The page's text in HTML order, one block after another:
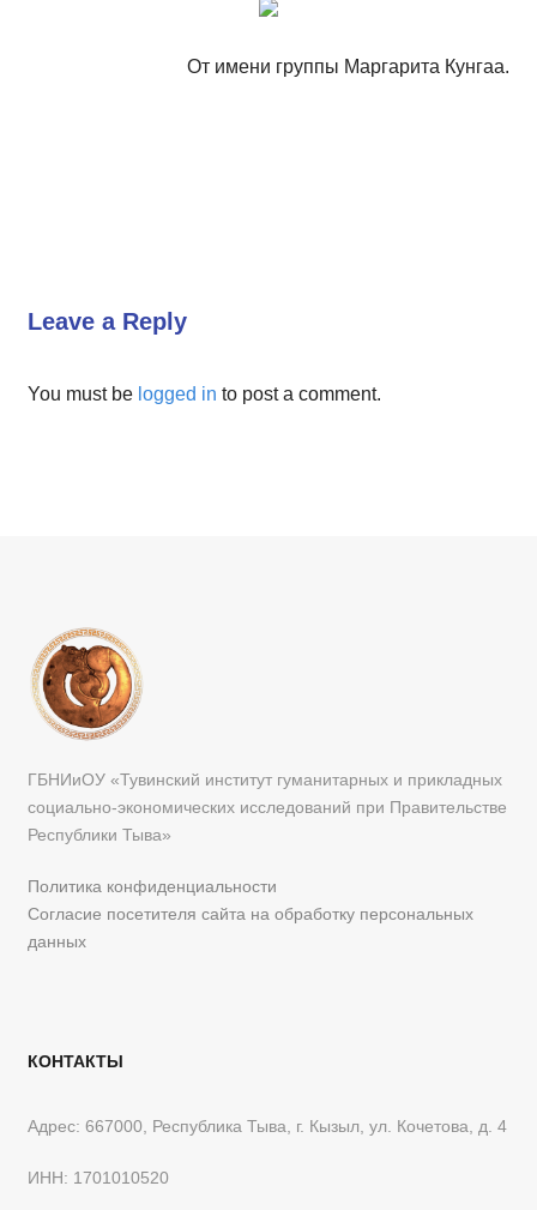
От имени группы Маргарита Кунгаа.
Leave a Reply
You must be logged in to post a comment.
ГБНИиОУ «Тувинский институт гуманитарных и прикладных
социально-экономических исследований при Правительстве
Республики Тыва»
Политика конфиденциальности
Согласие посетителя сайта на обработку персональных
данных
КОНТАКТЫ
Адрес: 667000, Республика Тыва, г. Кызыл, ул. Кочетова, д. 4
ИНН: 1701010520